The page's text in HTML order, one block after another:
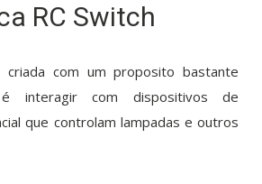
RC Switch
criada com um proposito bastante
interagir com dispositivos de
que controlam lampadas e outros